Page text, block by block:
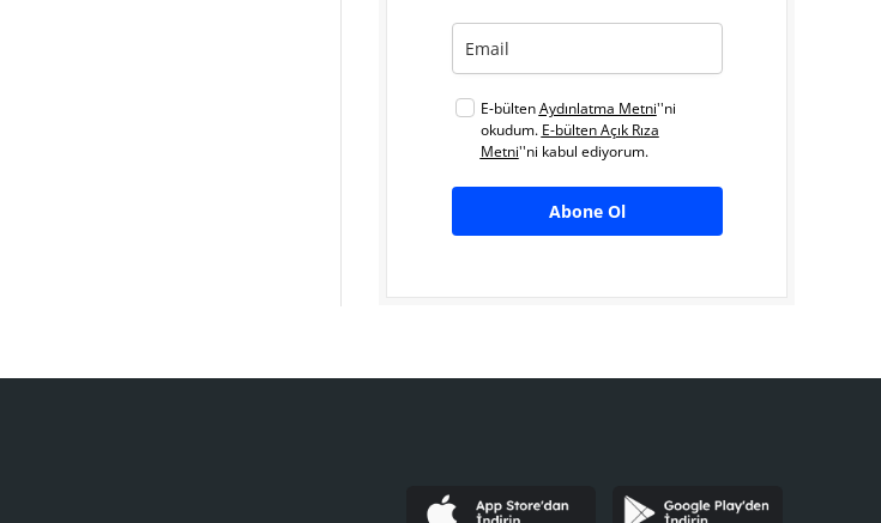
E-bültenAydınlatma Metni''ni
okudum. E-bülten Açık Rıza
Metni''ni kabul ediyorum.
Abone Ol